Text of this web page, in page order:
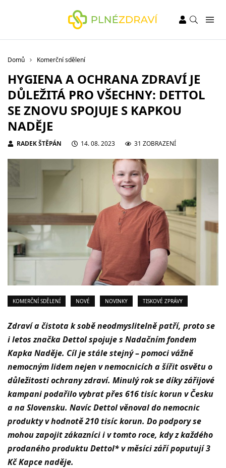
Domů Komerční sdělení
HYGIENA A OCHRANA ZDRAVÍ JE
DŮLEŽITÁ PRO VŠECHNY: DETTOL
SE ZNOVU SPOJUJE S KAPKOU
NADĚJE
RADEK ŠTĚPÁN 14. 08. 2023 31 ZOBRAZENÍ
KOMERČNÍ SDĚLENÍ NOVÉ NOVINKY TISKOVÉ ZPRÁVY
Zdraví a čistota k sobě neodmyslitelně patří, proto se
i letos značka Dettol spojuje s Nadačním fondem
Kapka Naděje. Cíl je stále stejný ­–pomoci vážně
nemocným lidem nejen v nemocnicích a šířit osvětu o
důležitosti ochrany zdraví. Minulý rok se díky zářijové
kampani podařilo vybrat přes 616 tisíc korun v Česku
a na Slovensku. Navíc Dettol věnoval do nemocnic
produkty v hodnotě 210 tisíc korun. Do podpory se
mohou zapojit zákazníci i v tomto roce, kdy z každého
prodaného produktu Dettol* v měsíci září poputují 3
Kč Kapce naděje.